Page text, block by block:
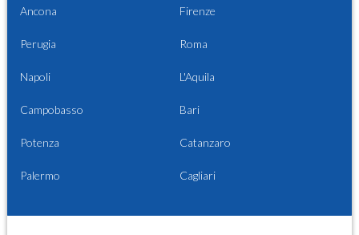
Ancona Firenze
Perugia Roma
Napoli L'Aquila
Campobasso Bari
Potenza Catanzaro
Palermo Cagliari